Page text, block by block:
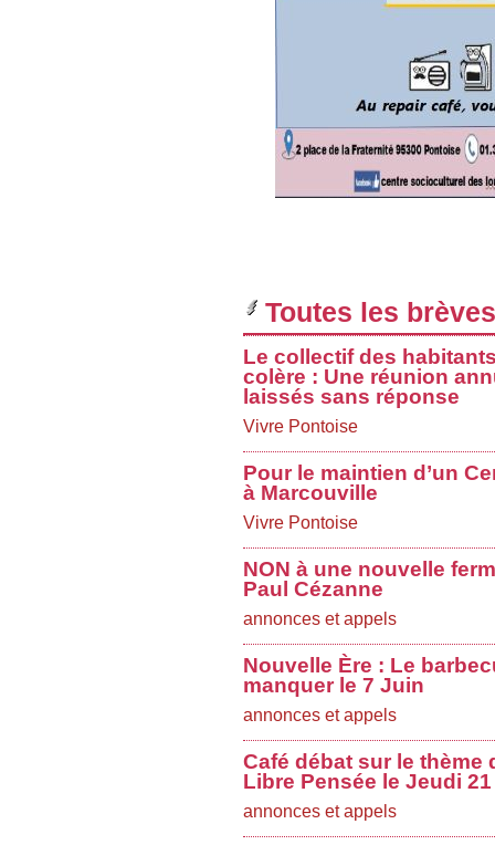
Toutes les
Le collectif des
colère : Une réunion
laissés sans réponse
Vivre Pontoise
Pour le maintien d’un
à Marcouville
Vivre Pontoise
NON à une nouvelle
Paul Cézanne
annonces et appels
Nouvelle Ère : Le
manquer le 7 Juin
annonces et appels
Café débat sur le
Libre Pensée le Jeudi 21
annonces et appels